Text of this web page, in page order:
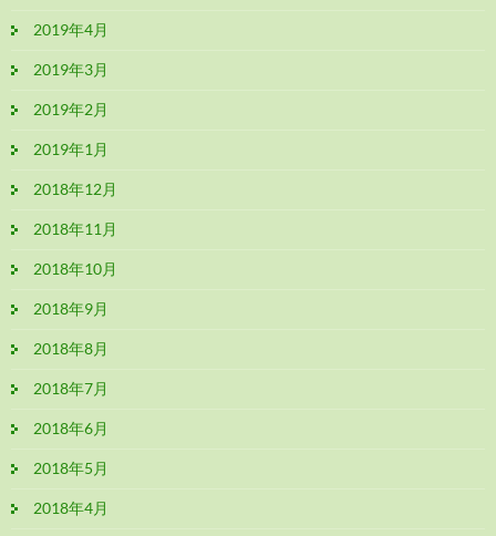
2019年4月
2019年3月
2019年2月
2019年1月
2018年12月
2018年11月
2018年10月
2018年9月
2018年8月
2018年7月
2018年6月
2018年5月
2018年4月